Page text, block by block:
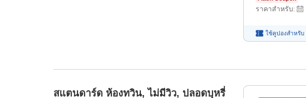
ราคาสำหรับ:
ใช้คูปองสำหรับ
สแตนดาร์ด ห้องทวิน, ไม่มีวิว, ปลอดบุหรี่